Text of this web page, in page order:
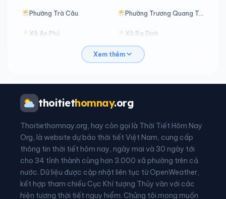
Phường Trà Câu Phường Trương Quang Trọng
Xã An Phú Xã Ba Dinh
Xã Ba Gia
Xã Ba Vì
Xã Ba Xa
Xã Bình Minh Xã Bình Sơn
Xã Bờ Y Xã Cà Đam
Xã Đăk Hà Xã Đăk Kôi
Xã Đăk Long Xã Đăk Mar
Xem thêm
thoitiethomnay.org
Thoitiethomnay.org, hay còn gọi là Thời Tiết Hôm Nay
Org, là website dự báo thời tiết Việt Nam, cung cấp
thông tin thời tiết hôm nay, ngày mai và 30 ngày tới
cho 34 tỉnh thành cùng hơn 3.000 xã phường trên cả
nước. Dữ liệu được cập nhật liên tục từ OpenWeather,
kết hợp tham chiếu Cục Khí tượng Thủy văn với các
hiện tượng thời tiết nguy hiểm. Chúng tôi mong muốn